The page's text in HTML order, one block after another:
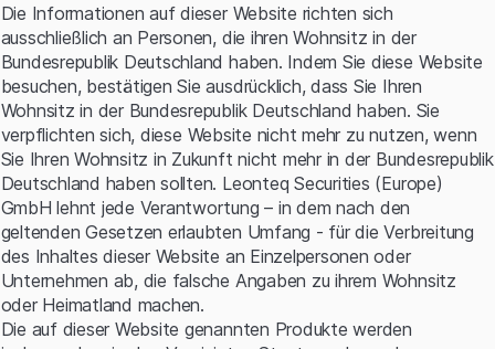
Serverfehler.
Die Informationen auf dieser Website richten sich
ausschließlich an Personen, die ihren Wohnsitz in der
Bundesrepublik Deutschland haben. Indem Sie diese Website
besuchen, bestätigen Sie ausdrücklich, dass Sie Ihren
Wohnsitz in der Bundesrepublik Deutschland haben. Sie
verpflichten sich, diese Website nicht mehr zu nutzen, wenn
Sie Ihren Wohnsitz in Zukunft nicht mehr in der Bundesrepublik
Deutschland haben sollten. Leonteq Securities (Europe)
GmbH lehnt jede Verantwortung – in dem nach den
geltenden Gesetzen erlaubten Umfang - für die Verbreitung
des Inhaltes dieser Website an Einzelpersonen oder
Unternehmen ab, die falsche Angaben zu ihrem Wohnsitz
oder Heimatland machen.
Die auf dieser Website genannten Produkte werden